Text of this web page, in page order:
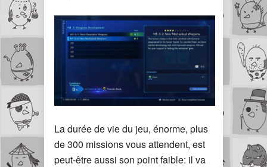
La durée de vie du jeu, énorme, plus
de 300 missions vous attendent, est
peut-être aussi son point faible: il va